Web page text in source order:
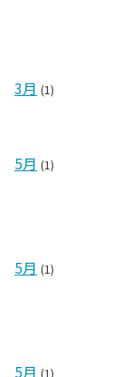
3月 (1)
5月 (1)
5月 (1)
5月 (1)